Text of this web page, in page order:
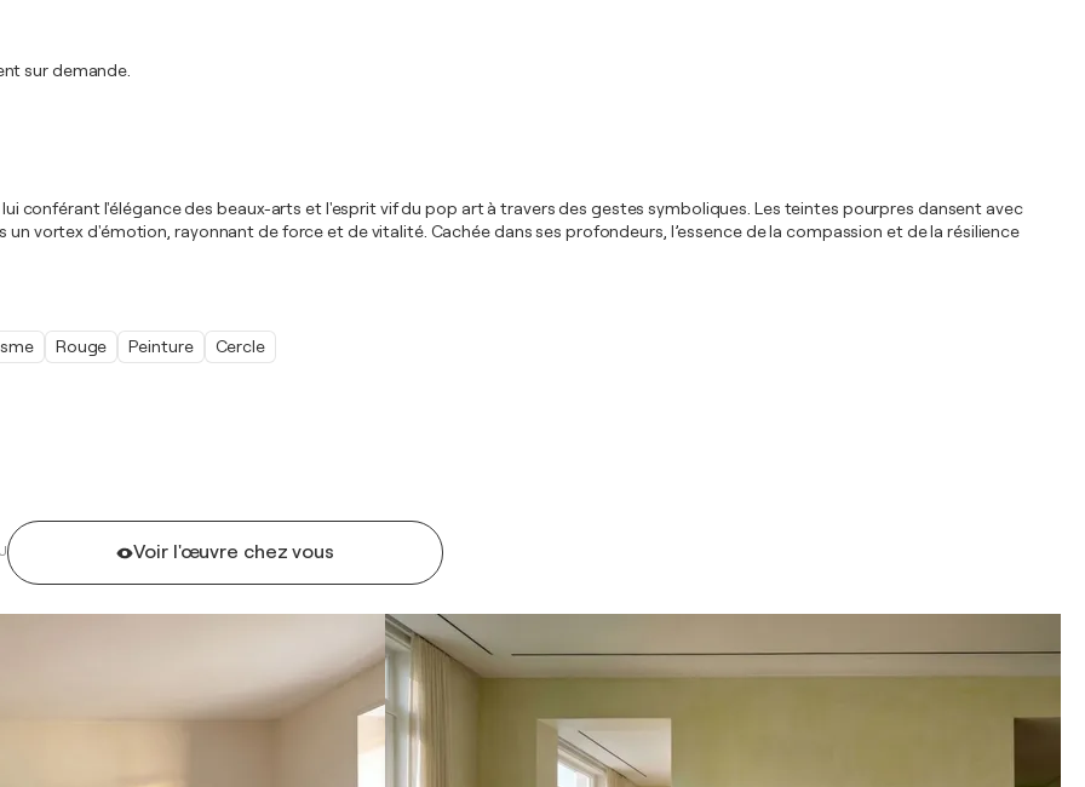
Voir l'œuvre chez vous
sur demande.
conférant l'élégance des beaux-arts et l'esprit vif du pop art à travers des gestes symboliques. Les teintes pourpres dansent avec
vortex d'émotion, rayonnant de force et de vitalité. Cachée dans ses profondeurs, l’essence de la compassion et de la résilience
Rouge Peinture Cercle